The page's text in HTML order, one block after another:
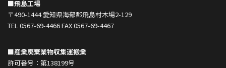
■飛島工場
〒490-1444 愛知県海部郡飛島村木場2-129
TEL 0567-69-4466 FAX 0567-69-4467
■産業廃棄業物収集運搬業
許可番号：第138199号